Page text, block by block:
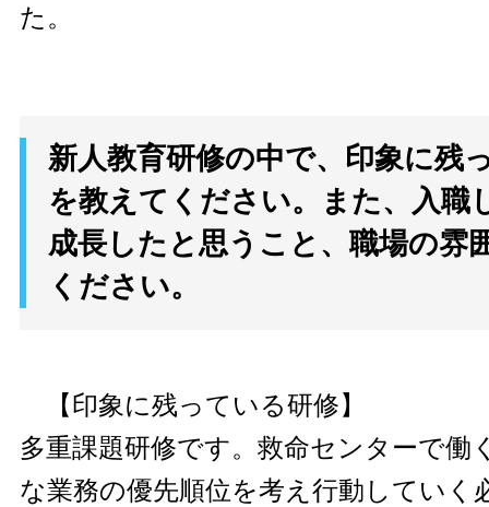
た。
新人教育研修の中で、印象に残
を教えてください。また、入職
成長したと思うこと、職場の雰
ください。
【印象に残っている研修】
多重課題研修です。救命センターで働
な業務の優先順位を考え行動していく